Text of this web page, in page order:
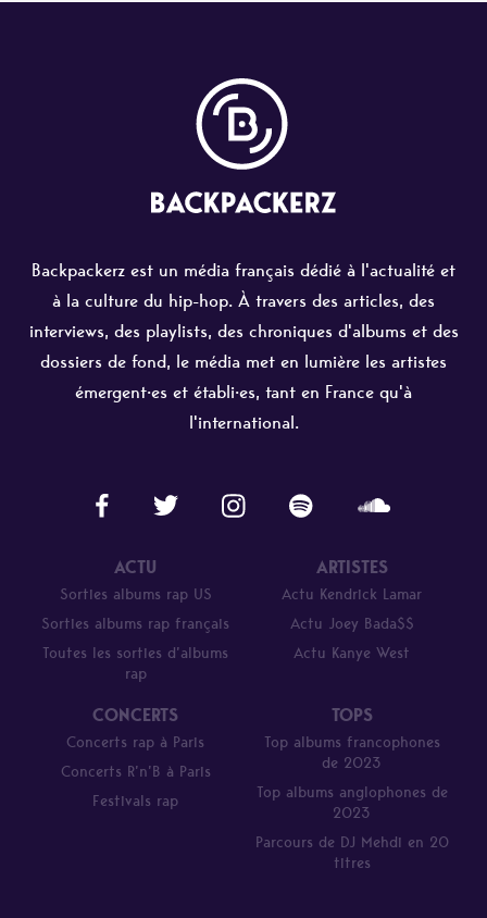
Backpackerz est un média français dédié à l'actualité et
à la culture du hip-hop. À travers des articles, des
interviews, des playlists, des chroniques d'albums et des
dossiers de fond, le média met en lumière les artistes
émergent·es et établi·es, tant en France qu'à
l'international.
ACTU
Sorties albums rap US
Sorties albums rap français
Toutes les sorties d’albums
rap
ARTISTES
Actu Kendrick Lamar
Actu Joey Bada$$
Actu Kanye West
CONCERTS
Concerts rap à Paris
Concerts R’n’B à Paris
Festivals rap
TOPS
Top albums francophones
de 2023
Top albums anglophones de
2023
Parcours de DJ Mehdi en 20
titres